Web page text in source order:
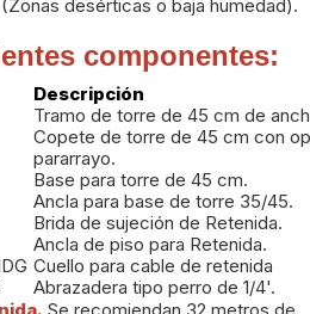
desérticas o baja humedad).
componentes:
Descripción
Tramo de torre de 45 cm de
Copete de torre de 45 cm con
pararrayo.
Base para torre de 45 cm.
Ancla para base de torre 35/45.
Brida de sujeción de Retenida.
Ancla de piso para Retenida.
Cuello para cable de retenida
Abrazadera tipo perro de 1/4'.